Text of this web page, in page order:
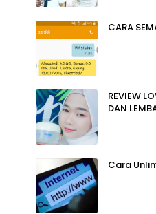
CARA
REVIEW
DAN
Cara